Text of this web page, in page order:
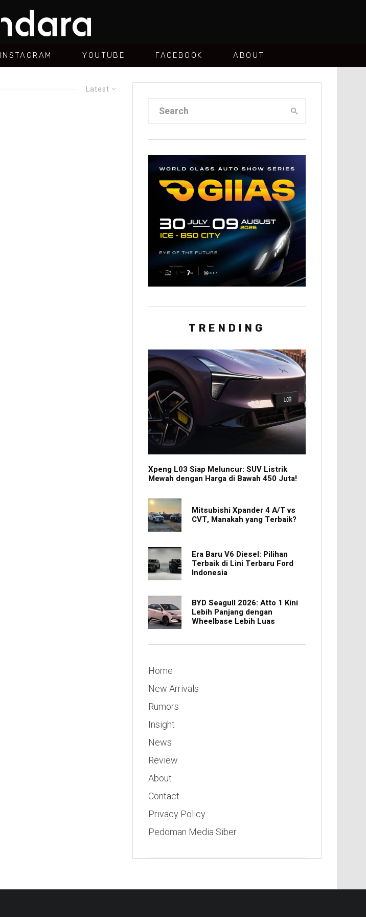
INSTAGRAM YOUTUBE FACEBOOK ABOUT
Latest
TRENDING
Xpeng L03 Siap Meluncur: SUV Listrik
Mewah dengan Harga di Bawah 450 Juta!
Mitsubishi Xpander 4 A/T vs
CVT, Manakah yang Terbaik?
Era Baru V6 Diesel: Pilihan
Terbaik di Lini Terbaru Ford
Indonesia
BYD Seagull 2026: Atto 1 Kini
Lebih Panjang dengan
Wheelbase Lebih Luas
Home
New Arrivals
Rumors
Insight
News
Review
About
Contact
Privacy Policy
Pedoman Media Siber